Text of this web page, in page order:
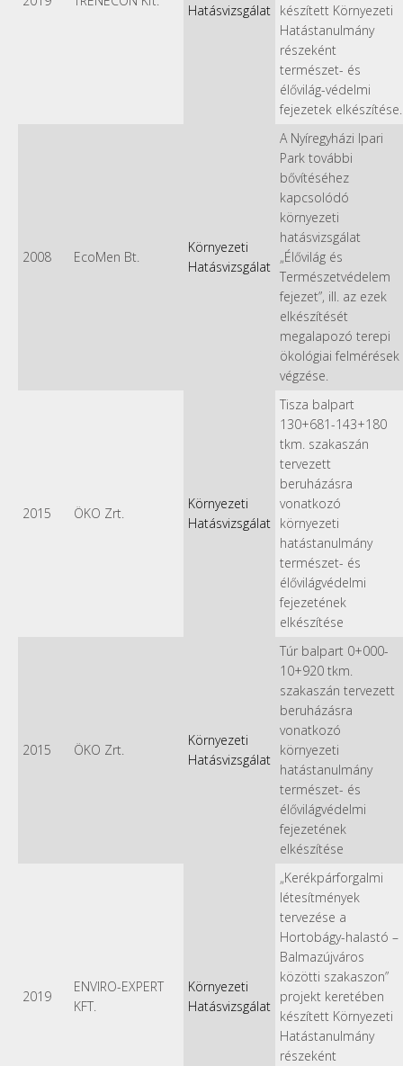
Hatásvizsgálat készített Környezeti
Hatástanulmány
részeként
természet- és
élővilág-védelmi
fejezetek elkészítése.
2008 EcoMen Bt.
Környezeti
Hatásvizsgálat
A Nyíregyházi Ipari
Park további
bővítéséhez
kapcsolódó
környezeti
hatásvizsgálat
„Élővilág és
Természetvédelem
fejezet”, ill. az ezek
elkészítését
megalapozó terepi
ökológiai felmérések
végzése.
2015 ÖKO Zrt.
Környezeti
Hatásvizsgálat
Tisza balpart
130+681-143+180
tkm. szakaszán
tervezett
beruházásra
vonatkozó
környezeti
hatástanulmány
természet- és
élővilágvédelmi
fejezetének
elkészítése
2015 ÖKO Zrt.
Környezeti
Hatásvizsgálat
Túr balpart 0+000-
10+920 tkm.
szakaszán tervezett
beruházásra
vonatkozó
környezeti
hatástanulmány
természet- és
élővilágvédelmi
fejezetének
elkészítése
2019
ENVIRO-EXPERT
KFT.
Környezeti
Hatásvizsgálat
„Kerékpárforgalmi
létesítmények
tervezése a
Hortobágy-halastó –
Balmazújváros
közötti szakaszon”
projekt keretében
készített Környezeti
Hatástanulmány
részeként